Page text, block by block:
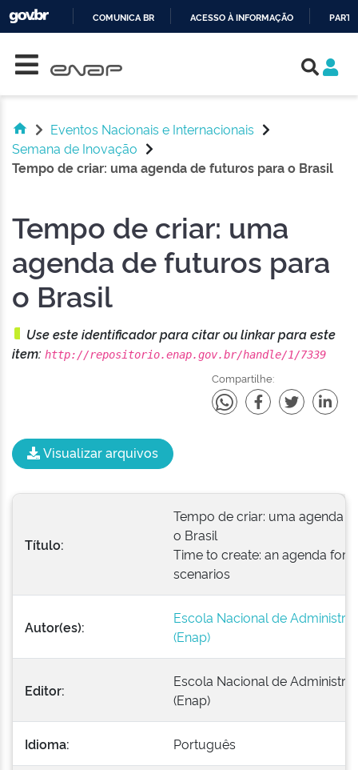
COMUNICA BR ACESSO À INFORMAÇÃO
Eventos Nacionais e Internacionais
Semana de Inovação
Tempo de criar: uma agenda de futuros para o Brasil
Tempo de criar: uma
agenda de futuros para
o Brasil
Use este identificador para citar ou linkar para este
item: http://repositorio.enap.gov.br/handle/1/7339
Compartilhe:
Visualizar arquivos
Título:
Tempo de criar: uma agenda
o Brasil
Time to create: an agenda for
scenarios
Autor(es):
Escola Nacional de
(Enap)
Editor:
Escola Nacional de
(Enap)
Idioma: Português